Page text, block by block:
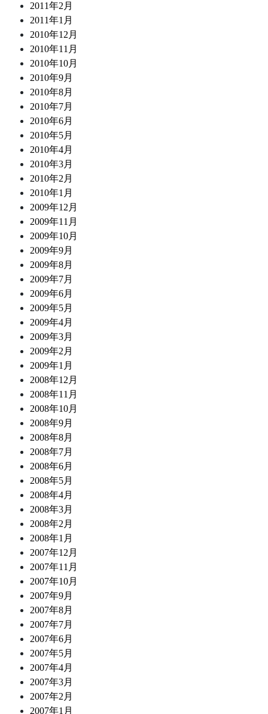
2011年2月
2011年1月
2010年12月
2010年11月
2010年10月
2010年9月
2010年8月
2010年7月
2010年6月
2010年5月
2010年4月
2010年3月
2010年2月
2010年1月
2009年12月
2009年11月
2009年10月
2009年9月
2009年8月
2009年7月
2009年6月
2009年5月
2009年4月
2009年3月
2009年2月
2009年1月
2008年12月
2008年11月
2008年10月
2008年9月
2008年8月
2008年7月
2008年6月
2008年5月
2008年4月
2008年3月
2008年2月
2008年1月
2007年12月
2007年11月
2007年10月
2007年9月
2007年8月
2007年7月
2007年6月
2007年5月
2007年4月
2007年3月
2007年2月
2007年1月